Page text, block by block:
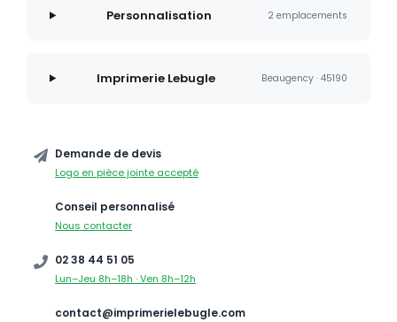
Personnalisation 2 emplacements
Imprimerie Lebugle Beaugency · 45190
Demande de devis
Logo en pièce jointe accepté
Conseil personnalisé
Nous contacter
02 38 44 51 05
Lun–Jeu 8h–18h · Ven 8h–12h
contact@imprimerielebugle.com